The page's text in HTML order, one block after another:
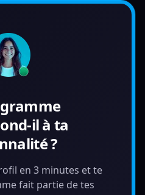
il à ta
?
en 3 minutes et te
fait partie de tes